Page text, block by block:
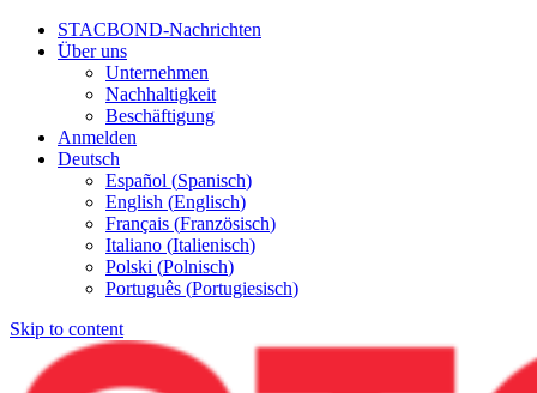
STACBOND-Nachrichten
Über uns
Unternehmen
Nachhaltigkeit
Beschäftigung
Anmelden
Deutsch
Español (Spanisch)
English (Englisch)
Français (Französisch)
Italiano (Italienisch)
Polski (Polnisch)
Português (Portugiesisch)
Skip to content